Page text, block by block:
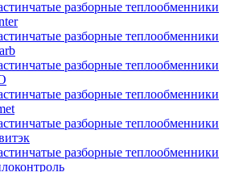
разборные теплообменники
разборные теплообменники
разборные теплообменники
разборные теплообменники
разборные теплообменники
разборные теплообменники